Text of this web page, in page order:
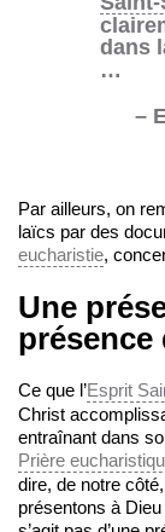
dans
…
–
Par ailleurs, on
laïcs par des
eucharistie,
Une
présence
Ce que l’Esprit
Christ
entraînant dans
Prière
dire, de notre
présentons à